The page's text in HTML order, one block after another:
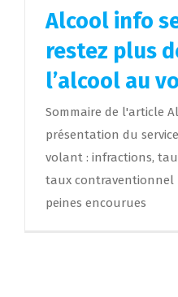
Alcool info
restez plus
l’alcool au
Sommaire de l'article
présentation du
volant : infractions,
taux contraventionnel
peines encourues